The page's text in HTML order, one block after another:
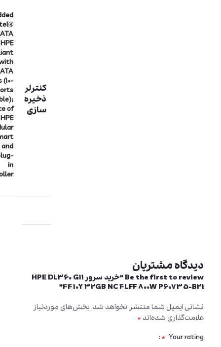
کنترلر
ذخیره
سازی
of
HPE
in
دیدگاه مشتریان
Be the first to review “خرید سرور HPE DL360 G11
4410Y 32GB NC 4LFF 800W P60735-B21”
نشانی ایمیل شما منتشر نخواهد شد. بخش‌های موردنیاز
علامت‌گذاری شده‌اند *
Your rating
*